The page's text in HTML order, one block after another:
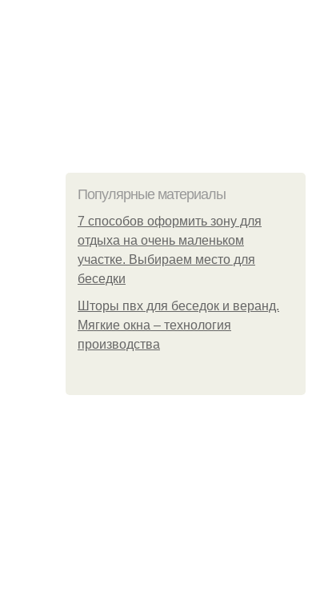
Популярные материалы
7 способов оформить зону для
отдыха на очень маленьком
участке. Выбираем место для
беседки
Шторы пвх для беседок и веранд.
Мягкие окна – технология
производства